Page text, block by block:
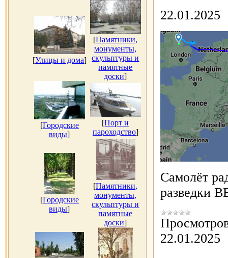
[Улицы и дома]
[Памятники,
монументы,
скульптуры и
памятные
доски]
[Городские
виды]
[Порт и
пароходство]
[Городские
виды]
[Памятники,
монументы,
скульптуры и
памятные
доски]
22.01.2025
Самолёт
разведки
22.01.2025